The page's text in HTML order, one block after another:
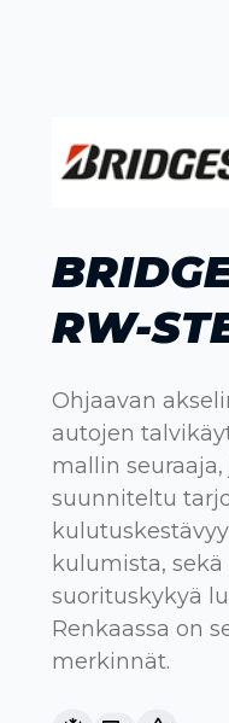
RW-
Ohjaavan
autojen
mallin seuraaja,
suunniteltu
kulumista,
suorituskykyä
Renkaassa on
merkinnät.